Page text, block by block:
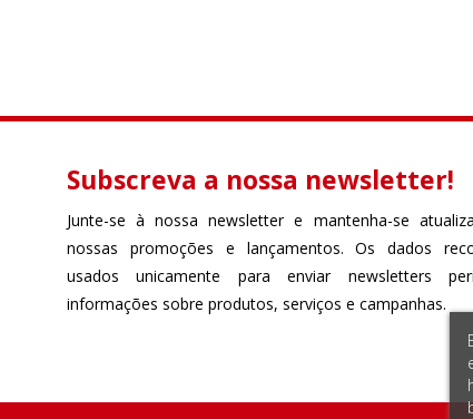
Subscreva a nossa newsletter!
Junte-se à nossa newsletter e mantenha-se
nossas promoções e lançamentos. Os dados
usados unicamente para enviar newsletters
informações sobre produtos, serviços e campanhas.